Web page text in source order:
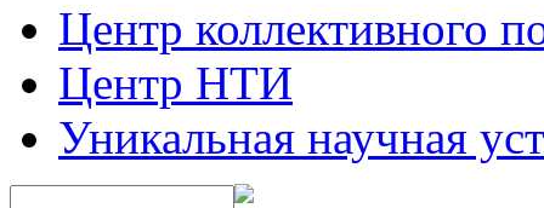
Центр коллективного
Центр НТИ
Уникальная научная